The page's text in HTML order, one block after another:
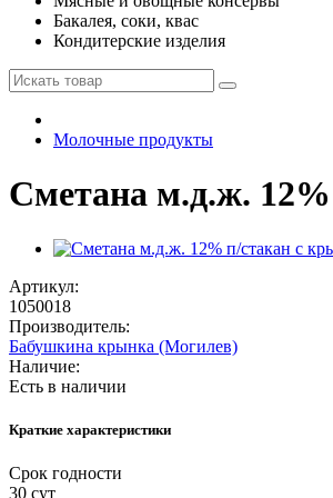
Бакалея, соки, квас
Кондитерские изделия
Молочные продукты
Сметана м.д.ж.
Артикул:
1050018
Производитель:
Бабушкина крынка (Могилев)
Наличие:
Есть в наличии
Краткие характеристики
Срок годности
30 сут